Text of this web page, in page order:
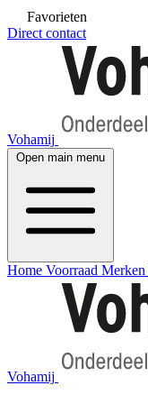
Favorieten
Direct contact
Vohamij
Open main menu
Home Voorraad Merken
Vohamij